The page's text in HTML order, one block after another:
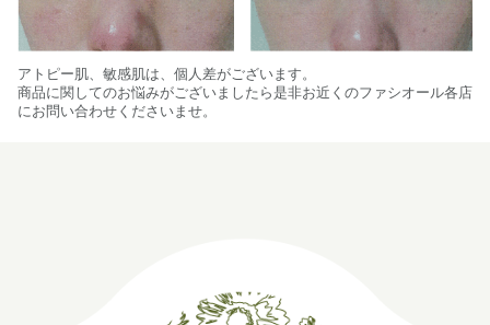
アトピー肌、敏感肌は、個人差がございます。
商品に関してのお悩みがございましたら是非お近くのファシオール各店
にお問い合わせくださいませ。